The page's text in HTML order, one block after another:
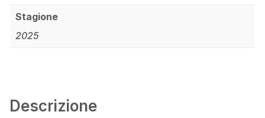
Stagione
2025
Descrizione